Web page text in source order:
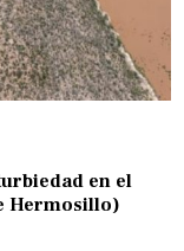
en el
Hermosillo)